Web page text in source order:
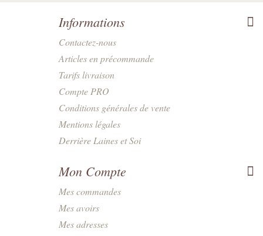
Informations
Contactez-nous
Articles en précommande
Tarifs livraison
Compte PRO
Conditions générales de vente
Mentions légales
Derrière Laines et Soi
Mon Compte
Mes commandes
Mes avoirs
Mes adresses